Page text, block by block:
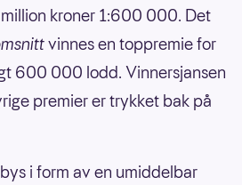
kroner 1:600 000. Det
vinnes en toppremie for
600 000 lodd. Vinnersjansen
premier er trykket bak på
i form av en umiddelbar